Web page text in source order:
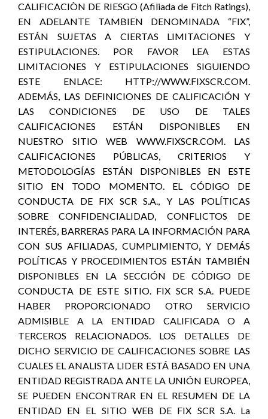
CALIFICACIÒN DE RIESGO (Afiliada de Fitch Ratings),
EN ADELANTE TAMBIEN DENOMINADA “FIX”,
ESTÁN SUJETAS A CIERTAS LIMITACIONES Y
ESTIPULACIONES. POR FAVOR LEA ESTAS
LIMITACIONES Y ESTIPULACIONES SIGUIENDO
ESTE ENLACE: HTTP://WWW.FIXSCR.COM.
ADEMÁS, LAS DEFINICIONES DE CALIFICACIÓN Y
LAS CONDICIONES DE USO DE TALES
CALIFICACIONES ESTÁN DISPONIBLES EN
NUESTRO SITIO WEB WWW.FIXSCR.COM. LAS
CALIFICACIONES PÚBLICAS, CRITERIOS Y
METODOLOGÍAS ESTÁN DISPONIBLES EN ESTE
SITIO EN TODO MOMENTO. EL CÓDIGO DE
CONDUCTA DE FIX SCR S.A., Y LAS POLÍTICAS
SOBRE CONFIDENCIALIDAD, CONFLICTOS DE
INTERÉS, BARRERAS PARA LA INFORMACIÓN PARA
CON SUS AFILIADAS, CUMPLIMIENTO, Y DEMÁS
POLÍTICAS Y PROCEDIMIENTOS ESTÁN TAMBIÉN
DISPONIBLES EN LA SECCIÓN DE CÓDIGO DE
CONDUCTA DE ESTE SITIO. FIX SCR S.A. PUEDE
HABER PROPORCIONADO OTRO SERVICIO
ADMISIBLE A LA ENTIDAD CALIFICADA O A
TERCEROS RELACIONADOS. LOS DETALLES DE
DICHO SERVICIO DE CALIFICACIONES SOBRE LAS
CUALES EL ANALISTA LIDER ESTÁ BASADO EN UNA
ENTIDAD REGISTRADA ANTE LA UNIÓN EUROPEA,
SE PUEDEN ENCONTRAR EN EL RESUMEN DE LA
ENTIDAD EN EL SITIO WEB DE FIX SCR S.A. La